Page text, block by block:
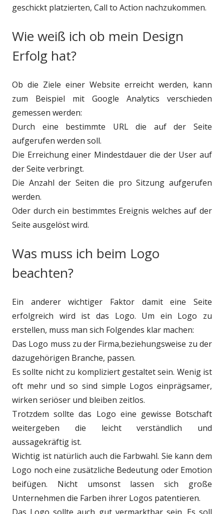
geschickt platzierten, Call to Action nachzukommen.
Wie weiß ich ob mein Design
Erfolg hat?
Ob die Ziele einer Website erreicht werden, kann
zum Beispiel mit Google Analytics verschieden
gemessen werden:
Durch eine bestimmte URL die auf der Seite
aufgerufen werden soll.
Die Erreichung einer Mindestdauer die der User auf
der Seite verbringt.
Die Anzahl der Seiten die pro Sitzung aufgerufen
werden.
Oder durch ein bestimmtes Ereignis welches auf der
Seite ausgelöst wird.
Was muss ich beim Logo
beachten?
Ein anderer wichtiger Faktor damit eine Seite
erfolgreich wird ist das Logo. Um ein Logo zu
erstellen, muss man sich Folgendes klar machen:
Das Logo muss zu der Firma,beziehungsweise zu der
dazugehörigen Branche, passen.
Es sollte nicht zu kompliziert gestaltet sein. Wenig ist
oft mehr und so sind simple Logos einprägsamer,
wirken seriöser und bleiben zeitlos.
Trotzdem sollte das Logo eine gewisse Botschaft
weitergeben die leicht verständlich und
aussagekräftig ist.
Wichtig ist natürlich auch die Farbwahl. Sie kann dem
Logo noch eine zusätzliche Bedeutung oder Emotion
beifügen. Nicht umsonst lassen sich große
Unternehmen die Farben ihrer Logos patentieren.